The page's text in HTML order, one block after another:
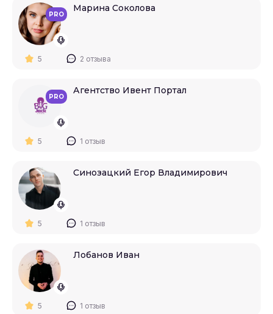
PRO
Марина Соколова
5 2 отзыва
PRO
Агентство Ивент Портал
5 1 отзыв
Синозацкий Егор Владимирович
5 1 отзыв
Лобанов Иван
5 1 отзыв